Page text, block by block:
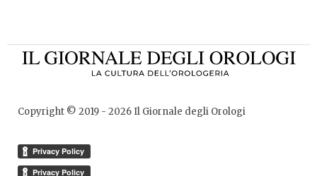
Copyright © 2019 - 2026Il Giornale degli Orologi